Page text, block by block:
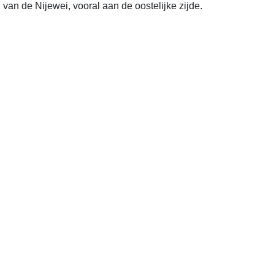
de Nijewei, vooral aan de oostelijke zijde.